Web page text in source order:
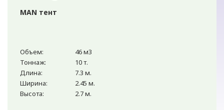
MAN тент
Объем:
46 м3
Тоннаж:
10 т.
Длина:
7.3 м.
Ширина:
2.45 м.
Высота:
2.7 м.